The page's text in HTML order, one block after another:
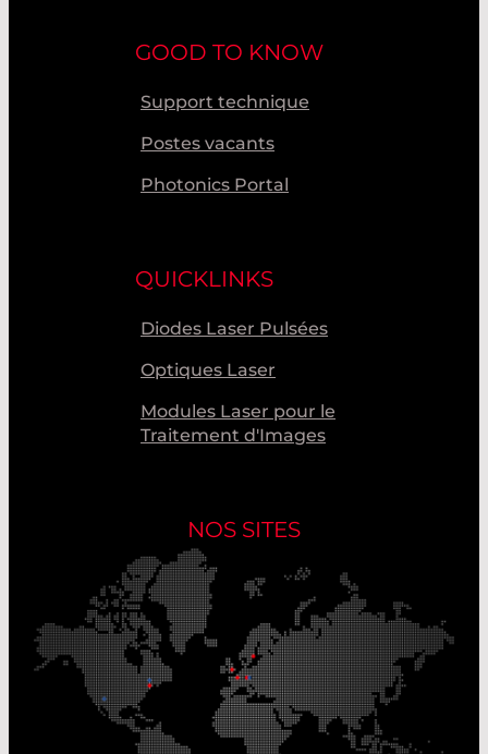
GOOD TO KNOW
Support technique
Postes vacants
Photonics Portal
QUICKLINKS
Diodes Laser Pulsées
Optiques Laser
Modules Laser pour le
Traitement d'Images
NOS SITES